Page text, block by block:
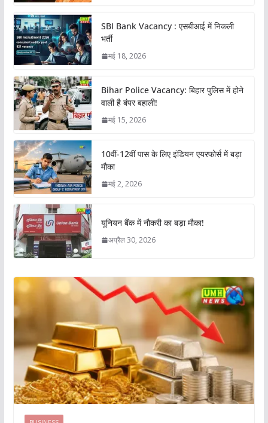
SBI Bank Vacancy : एसबीआई में निकली
भर्ती
मई 18, 2026
Bihar Police Vacancy: बिहार पुलिस में होने
वाली है बंपर बहाली!
मई 15, 2026
10वीं-12वीं पास के लिए इंडियन एयरफोर्स में बड़ा
मौका
मई 2, 2026
यूनियन बैंक में नौकरी का बड़ा मौका!
अप्रैल 30, 2026